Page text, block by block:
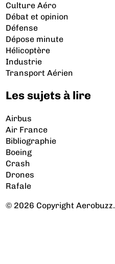
Culture Aéro
Débat et opinion
Défense
Dépose minute
Hélicoptère
Industrie
Transport Aérien
Les sujets à lire
Airbus
Air France
Bibliographie
Boeing
Crash
Drones
Rafale
© 2026 Copyright Aerobuzz.